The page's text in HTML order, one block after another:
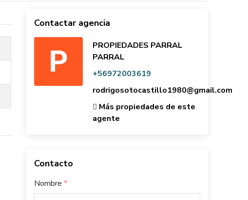
Contactar agencia
PROPIEDADES PARRAL
PARRAL
+56972003619
rodrigosotocastillo1980@gmail.com
Más propiedades de este
agente
Contacto
Nombre